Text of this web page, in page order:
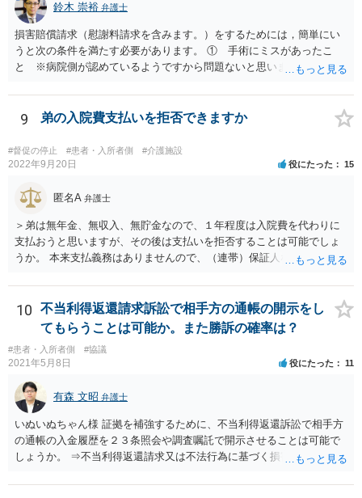
鈴木 崇裕 弁護士
損害賠償請求（慰謝料請求を含みます。）をするためには，簡単にい
うと次の条件を満たす必要があります。 ① 手術にミスがあったこ
と ※病院側が認めているようですから問題ないと思います。 ② 手
術のミスの「せいで」マスクが外せなくなったこと ④ 仕事を休まな
ければならなくなった「せいで」休業損害が発生したこと ⑤ マスク
したこと 「せいで」と強調した点が，内藤先生のご指摘なさる「相当
因果関係」です。 手術のミスと関係のないことまでは責任追及ができ
しく悪くなってしまったとか， 手術のミスの結果，入院期間が延びて
ただし，手術代の返金に応じた際に「これ以上金銭の請求はしませ
ん」という趣旨の合意をしてしまっていると， 上記の請求は，基本的
には困難となります。
9 弟の入院費支払いを拒否できますか
#督促の停止 #患者・入所者側 #介護施設
2022年9月20日 役にたった 15
匿名A 弁護士
＞弟は無年金、無収入、無貯金なので、１年程度は入院費を代わりに
支払おうと思いますが、その後は支払いを拒否することは可能でしょ
うか。 本来支払義務はありませんので、（連帯）保証人などにならな
10
不当利得返還請求訴訟で相手方の通帳の開示をし
てもらうことは可能か。また勝訴の確率は？
#患者・入所者側 #協議
2021年5月8日 役にたった 11
有森 文昭 弁護士
いぬいぬちゃん様 証拠を補強するために、不当利得返還訴訟で相手方
の通帳の入金履歴を２３条照会や調査嘱託で開示させることは可能で
しょうか。 ⇒不当利得返還請求又は不法行為に基づく損害賠償請求の
等を行うことは十分考えられます。もっとも、網羅的な探索的調査と